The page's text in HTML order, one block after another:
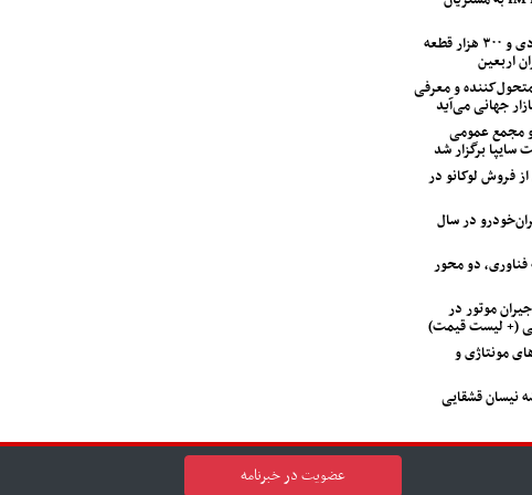
ایران‌خودرو با ۱۲۰ اکیپ امدادی و ۳۰۰ هزار قطعه
اربعین
با طراحی متحول‌کننده و معرفی
جهانی می‌آید
مجمع عمومی
سایپا برگزار شد
فروش لوکانو در
ایران‌خودرو در سال
دو محور
آغاز فروش خودروهای GAC جیران موتور در
(+ لیست قیمت)
مونتاژی و
نیسان قشقایی
عضویت در خبرنامه